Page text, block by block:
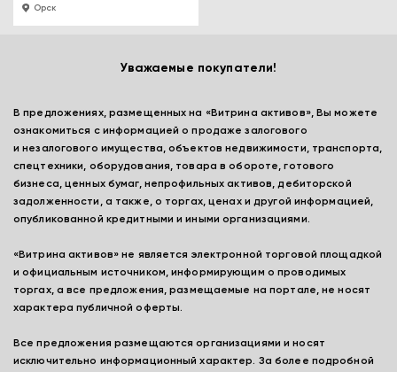
Орск
Уважаемые покупатели!
В предложениях, размещенных на «Витрина активов», Вы можете
ознакомиться с информацией о продаже залогового
и незалогового имущества, объектов недвижимости, транспорта,
спецтехники, оборудования, товара в обороте, готового
бизнеса, ценных бумаг, непрофильных активов, дебиторской
задолженности, а также, о торгах, ценах и другой информацией,
опубликованной кредитными и иными организациями.
«Витрина активов» не является электронной торговой площадкой
и официальным источником, информирующим о проводимых
торгах, а все предложения, размещаемые на портале, не носят
характера публичной оферты.
Все предложения размещаются организациями и носят
исключительно информационный характер. За более подробной